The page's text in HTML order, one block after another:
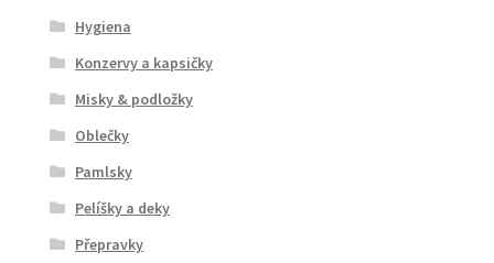
Hygiena
Konzervy a kapsičky
Misky & podložky
Oblečky
Pamlsky
Pelíšky a deky
Přepravky